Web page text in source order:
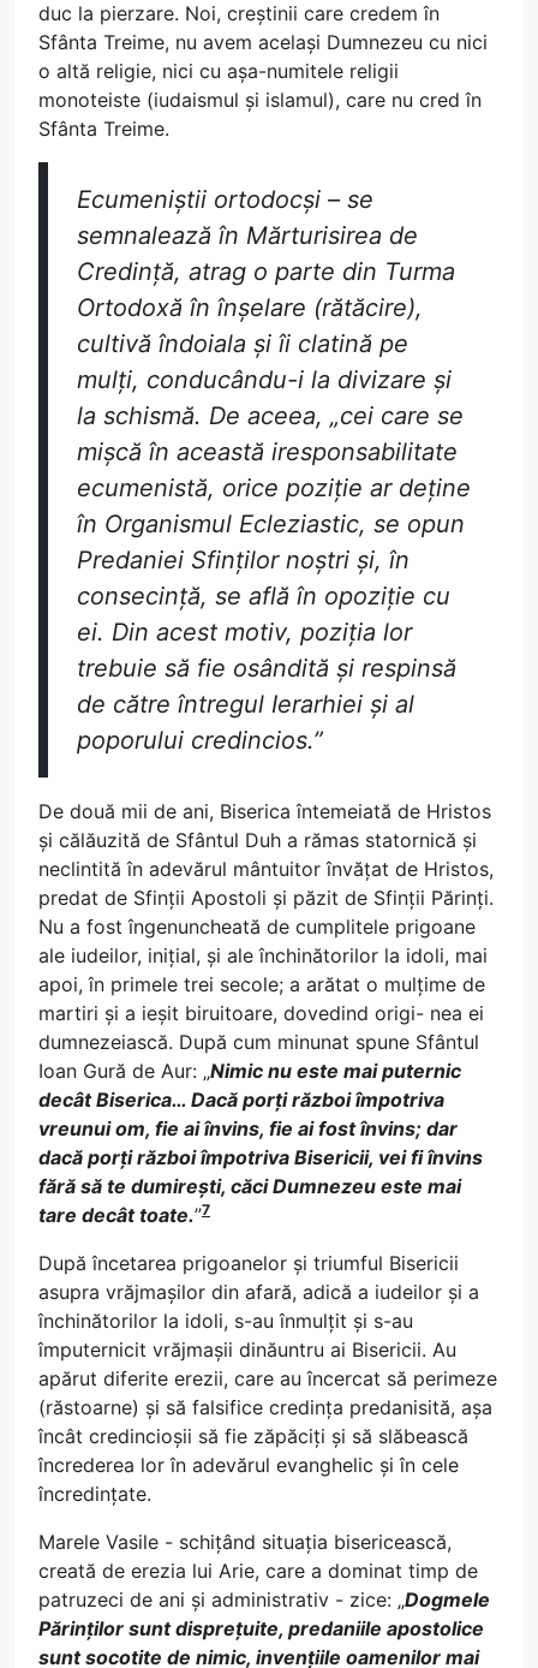
duc la pierzare. Noi, creștinii care credem în
Sfânta Treime, nu avem același Dumnezeu cu nici
o altă religie, nici cu așa-numitele religii
monoteiste (iudaismul și islamul), care nu cred în
Sfânta Treime.
Ecumeniștii ortodocși – se
semnalează în Mărturisirea de
Credință, atrag o parte din Turma
Ortodoxă în înșelare (rătăcire),
cultivă îndoiala și îi clatină pe
mulți, conducându-i la divizare și
la schismă. De aceea, „cei care se
mișcă în această iresponsabilitate
ecumenistă, orice poziție ar deține
în Organismul Ecleziastic, se opun
Predaniei Sfinților noștri și, în
consecință, se află în opoziție cu
ei. Din acest motiv, poziția lor
trebuie să fie osândită și respinsă
de către întregul Ierarhiei și al
poporului credincios.”
De două mii de ani, Biserica întemeiată de Hristos
și călăuzită de Sfântul Duh a rămas statornică și
neclintită în adevărul mântuitor învățat de Hristos,
predat de Sfinții Apostoli și păzit de Sfinții Părinți.
Nu a fost îngenuncheată de cumplitele prigoane
ale iudeilor, inițial, și ale închinătorilor la idoli, mai
apoi, în primele trei secole; a arătat o mulțime de
martiri și a ieșit biruitoare, dovedind origi- nea ei
dumnezeiască. După cum minunat spune Sfântul
Ioan Gură de Aur: „Nimic nu este mai puternic
decât Biserica… Dacă porți război împotriva
vreunui om, fie ai învins, fie ai fost învins; dar
dacă porți război împotriva Bisericii, vei fi învins
fără să te dumirești, căci Dumnezeu este mai
tare decât toate.”7
După încetarea prigoanelor și triumful Bisericii
asupra vrăjmașilor din afară, adică a iudeilor și a
închinătorilor la idoli, s-au înmulțit și s-au
împuternicit vrăjmașii dinăuntru ai Bisericii. Au
apărut diferite erezii, care au încercat să perimeze
(răstoarne) și să falsifice credința predanisită, așa
încât credincioșii să fie zăpăciți și să slăbească
încrederea lor în adevărul evanghelic și în cele
încredințate.
Marele Vasile - schițând situația bisericească,
creată de erezia lui Arie, care a dominat timp de
patruzeci de ani și administrativ - zice: „Dogmele
Părinților sunt disprețuite, predaniile apostolice
sunt socotite de nimic, invențiile oamenilor mai